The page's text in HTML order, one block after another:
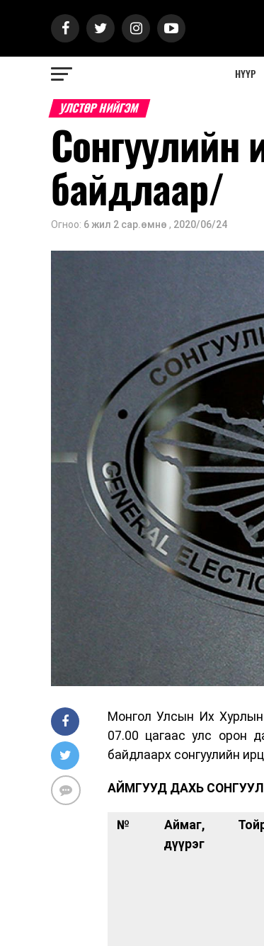
НҮҮР
УЛСТӨР НИЙГЭМ
Сонгуулийн
байдлаар/
Огноо: 6 жил 2 сар.өмнө , 2020/06/24
Монгол Улсын Их
07.00 цагаас улс орон
байдлаарх сонгуулийн
АЙМГУУД ДАХЬ
№
Аймаг,
дүүрэг